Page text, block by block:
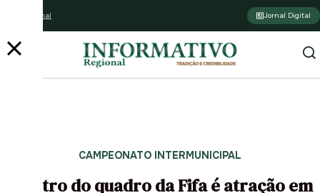
Assine o jornal Jornal Digital
CAMPEONATO INTERMUNICIPAL
Árbitro do quadro da Fifa é atração em